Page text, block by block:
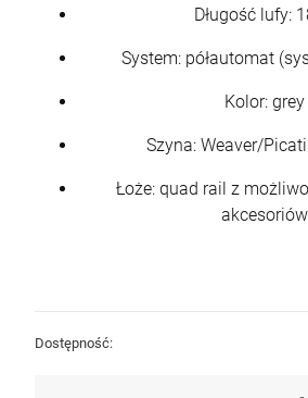
Długość lufy:
System: półautomat
Kolor: grey
Szyna: Weaver/
Łoże: quad rail z
akcesoriów
Dostępność: